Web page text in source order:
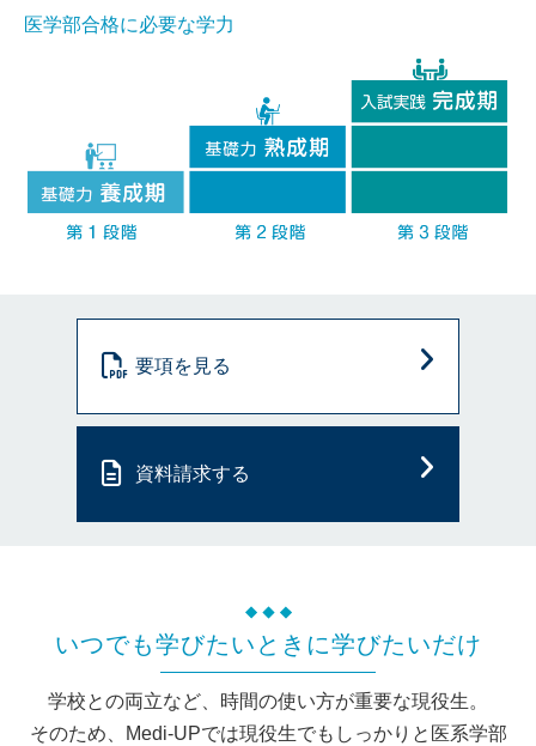
医学部合格に必要な学力
要項を見る
資料請求する
いつでも学びたいときに学びたいだけ
学校との両立など、時間の使い方が重要な現役生。
そのため、Medi-UPでは現役生でもしっかりと医系学部